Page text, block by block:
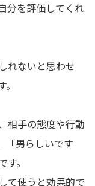
分を評価してくれ
れないと思わせ
相手の態度や行動
「男らしいです
。
て使うと効果的で